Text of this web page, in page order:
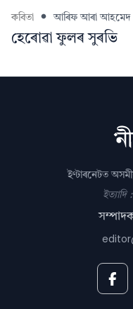
কবিতা আৰিফ আৰা আহমেদ
হেৰোৱা ফুলৰ সুৰভি
ইণ্টাৰনেটত